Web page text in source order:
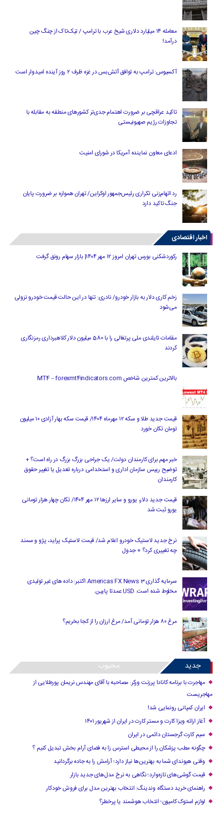
معامله ۱۴ میلیارد دلاری شیخ عرب با ترامپ / تیک‌تاک از چنگ چین
درآمد!
آکسیوس: ترامپ به توافق آتش‌بس در غزه ظرف ۲ روز آینده امیدوار است
تاکید عراقچی بر ضرورت اهتمام جدی‌تر کشورهای منطقه به مقابله با
تجاوزات رژیم صهیونیستی
ادعای معاون نماینده آمریکا در شورای امنیت
رد اتهام‌زنی تکراری رئیس‌جمهور اوکراین/ تهران همواره بر ضرورت پایان
جنگ تاکید دارد
اخبار اقتصادی
رکوردشکنی بورس تهران امروز ۱۲ مهر ۱۴۰۴| بازار سهام رونق گرفت
زخم کاری دلار به بازار خودرو/ نادری: تنها در این حالت قیمت خودرو نزولی
می‌شود
مقامات تایلندی ملی پرتغالی را با 580 میلیون دلار کلاهبرداری رمزنگاری
کردند
بالاترین کمترین شاخص MT4 – forexmt4indicators.com
قیمت جدید طلا و سکه ۱۲ مهرماه ۱۴۰۴/ قیمت سکه بهار آزادی ۱۰ میلیون
تومان تکان خورد
خبر مهم برای کارمندان دولت/ یک جراحی بزرگ بزرگ در راه است؟ +
توضیح رییس سازمان اداری و استخدامی درباره تعدیل یا تغییر حقوق
کارمندان
قیمت جدید دلار، یورو و سایر ارزها ۱۲ مهر ۱۴۰۴/ تکان چهار هزار تومانی
یورو ثبت شد
نرخ جدید لاستیک خودرو اعلام شد/ قیمت لاستیک پراید، پژو و سمند
چه تغییری کرد؟ + جدول
سرمایه گذاری Americas FX News 3 اکتبر: داده های غیر تولیدی
مخلوط شده است. USD عمدتا پایین.
مرغ ۸۰ هزار تومانی آمد/ مرغ ارزان را از کجا بخریم؟
جدید محبوب
مهاجرت با برنامه کانادا پرزنت ورکر: مصاحبه با آقای مهندس نریمان پورطلایی از
مهاجریست
ایران کمپانی رونمایی شد!
آغاز ارائه ویزا کارت و مستر کارت در ایران از شهریور ۱۴۰۱
سیم کارت گرجستان دائمی در ایران
چگونه مطب پزشکان را از محیطی استرس زا به فضای آرام بخش تبدیل کنیم ؟
وقتی هیوندای شما به بهترین‌ها نیاز دارد؛ آرامش را به جاده برگردانید
قیمت گوشی‌های تازه‌وارد؛ نگاهی به نرخ مدل‌های جدید بازار
راهنمای خرید دستگاه وندینگ: انتخاب بهترین مدل برای فروش خودکار
لوازم استوک کامیون؛ انتخاب هوشمند یا پرخطر؟